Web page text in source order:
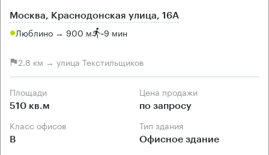
Москва, Краснодонская улица, 16А
Люблино → 900 м ~9 мин
2.8 км → улица Текстильщиков
Площади
510 кв.м
Цена продажи
по запросу
Класс офисов
B
Тип здания
Офисное здание